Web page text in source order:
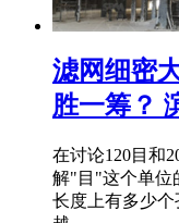
滤网细密
胜一筹？
在讨论120目和
解"目"这个单位
长度上有多少